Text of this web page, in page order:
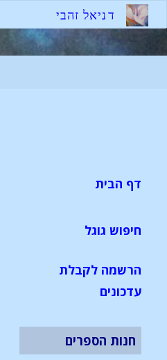
לתוכן
דניאל זהבי
דף הבית
חיפוש גוגל
הרשמה לקבלת
עדכונים
חנות הספרים